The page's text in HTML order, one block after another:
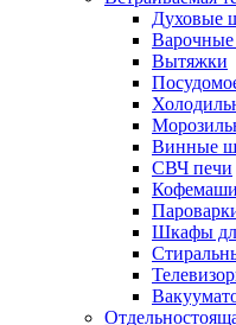
Духовые
Варочные
Вытяжки
Винные
СВЧ печи
Шкафы